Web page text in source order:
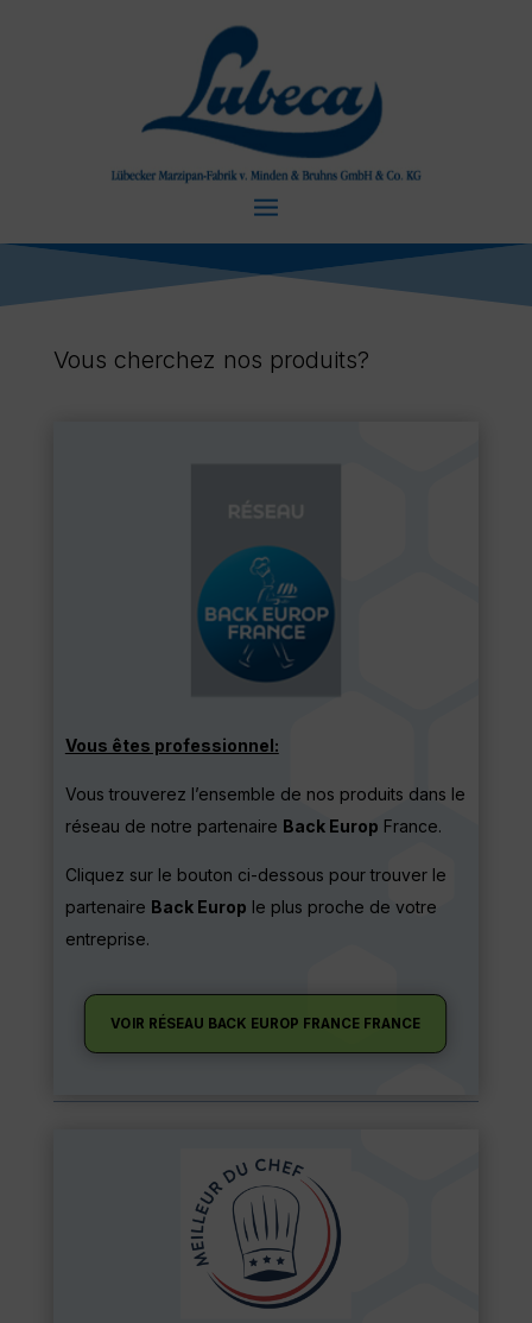
Vous cherchez nos produits?
Vous êtes professionnel:
Vous trouverez l’ensemble de nos produits dans le
réseau de notre partenaire Back Europ France.
Cliquez sur le bouton ci-dessous pour trouver le
partenaire Back Europ le plus proche de votre
entreprise.
VOIR RÉSEAU BACK EUROP FRANCE FRANCE